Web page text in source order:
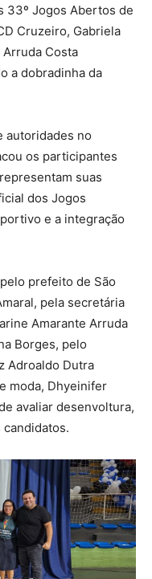
33º Jogos Abertos de
Cruzeiro, Gabriela
Costa
a dobradinha da
autoridades no
os participantes
suas
dos Jogos
e a integração
prefeito de São
pela secretária
Amarante Arruda
Borges, pelo
Adroaldo Dutra
moda, Dhyeinifer
avaliar desenvoltura,